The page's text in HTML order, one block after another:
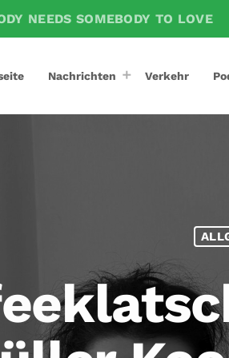
NEEDS SOMEBODY TO LOVE
Nachrichten Verkehr